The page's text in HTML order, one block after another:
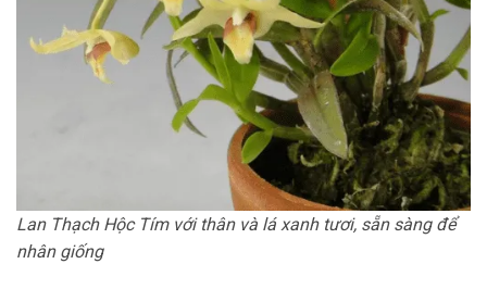
Lan Thạch Hộc Tím với thân và lá xanh tươi, sẵn sàng để
nhân giống